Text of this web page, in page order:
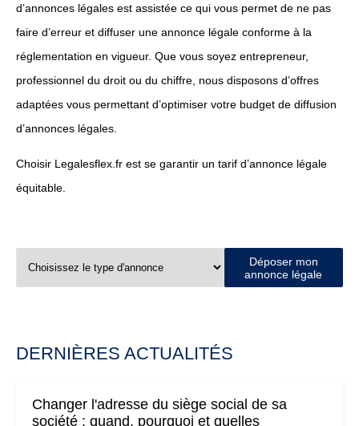
d’annonces légales est assistée ce qui vous permet de ne pas
faire d’erreur et diffuser une annonce légale conforme à la
réglementation en vigueur. Que vous soyez entrepreneur,
professionnel du droit ou du chiffre, nous disposons d’offres
adaptées vous permettant d’optimiser votre budget de diffusion
d’annonces légales.
Choisir Legalesflex.fr est se garantir un tarif d’annonce légale
équitable.
Déposer mon
annonce légale
DERNIÈRES ACTUALITÉS
Changer l'adresse du siège social de sa
société : quand, pourquoi et quelles